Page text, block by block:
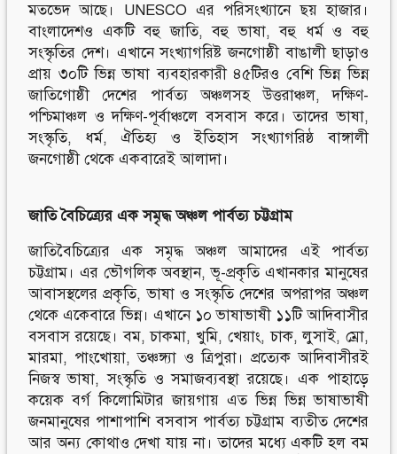
মতভেদ আছে। UNESCO এর পরিসংখ্যানে ছয় হাজার।
বাংলাদেশও একটি বহু জাতি, বহু ভাষা, বহু ধর্ম ও বহু
সংস্কৃতির দেশ। এখানে সংখ্যাগরিষ্ট জনগোষ্ঠী বাঙালী ছাড়াও
প্রায় ৩০টি ভিন্ন ভাষা ব্যবহারকারী ৪৫টিরও বেশি ভিন্ন ভিন্ন
জাতিগোষ্ঠী দেশের পার্বত্য অঞ্চলসহ উত্তরাঞ্চল, দক্ষিণ-
পশ্চিমাঞ্চল ও দক্ষিণ-পূর্বাঞ্চলে বসবাস করে। তাদের ভাষা,
সংস্কৃতি, ধর্ম, ঐতিহ্য ও ইতিহাস সংখ্যাগরিষ্ঠ বাঙ্গালী
জনগোষ্ঠী থেকে একবারেই আলাদা।
জাতি বৈচিত্র্যের এক সমৃদ্ধ অঞ্চল পার্বত্য চট্টগ্রাম
জাতিবৈচিত্র্যের এক সমৃদ্ধ অঞ্চল আমাদের এই পার্বত্য
চট্টগ্রাম। এর ভৌগলিক অবস্থান, ভূ-প্রকৃতি এখানকার মানুষের
আবাসস্থলের প্রকৃতি, ভাষা ও সংস্কৃতি দেশের অপরাপর অঞ্চল
থেকে একেবারে ভিন্ন। এখানে ১০ ভাষাভাষী ১১টি আদিবাসীর
বসবাস রয়েছে। বম, চাকমা, খুমি, খেয়াং, চাক, লুসাই, ম্রো,
মারমা, পাংখোয়া, তঞ্চঙ্গ্যা ও ত্রিপুরা। প্রত্যেক আদিবাসীরই
নিজস্ব ভাষা, সংস্কৃতি ও সমাজব্যবস্থা রয়েছে। এক পাহাড়ে
কয়েক বর্গ কিলোমিটার জায়গায় এত ভিন্ন ভিন্ন ভাষাভাষী
জনমানুষের পাশাপাশি বসবাস পার্বত্য চট্টগ্রাম ব্যতীত দেশের
আর অন্য কোথাও দেখা যায় না। তাদের মধ্যে একটি হল বম